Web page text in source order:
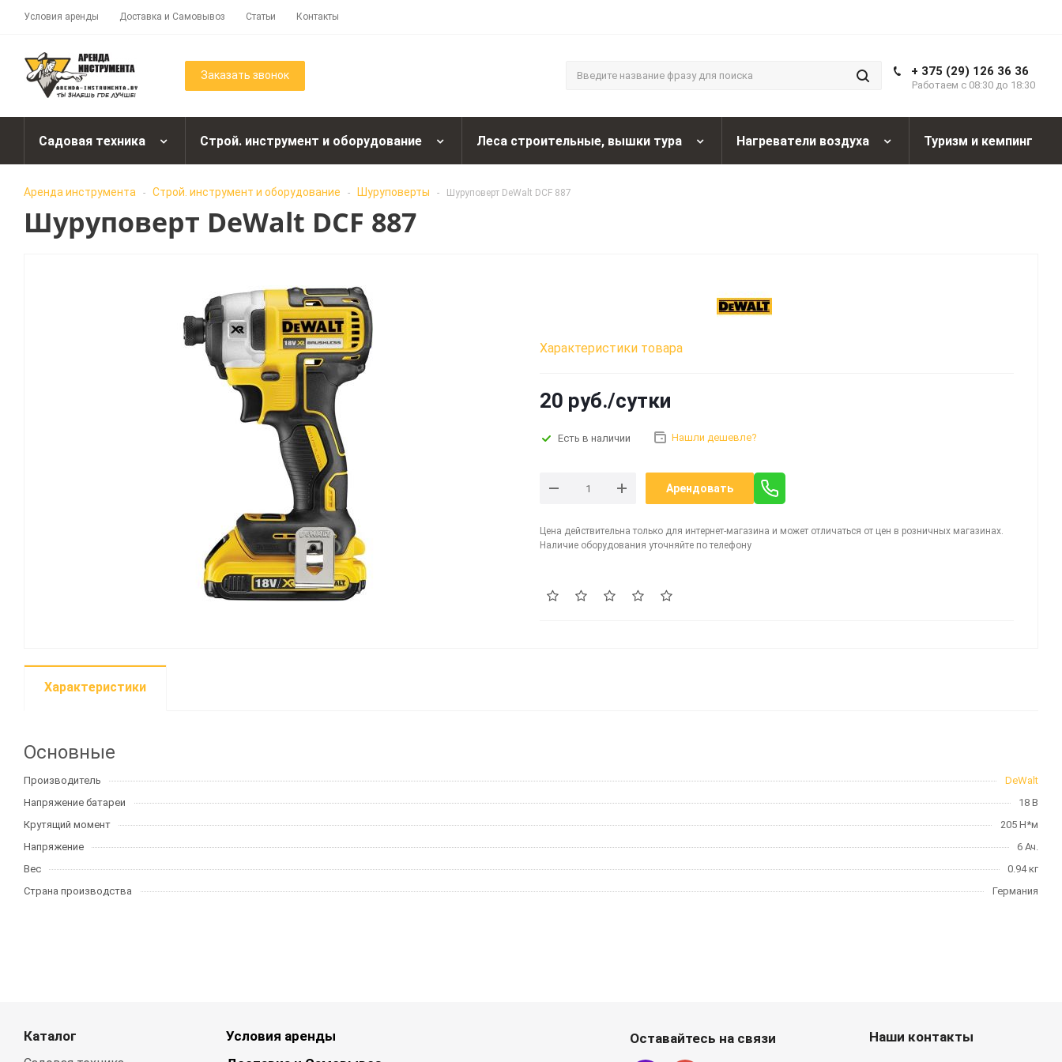
Условия аренды Доставка и Самовывоз Статьи Контакты
Заказать звонок + 375 (29) 126 36 36
Работаем с 08:30 до 18:30
Садовая техника Строй. инструмент и оборудование Леса строительные, вышки тура Нагреватели воздуха Туризм и кемпинг
Аренда инструмента - Строй. инструмент и оборудование - Шуруповерты - Шуруповерт DeWalt DCF 887
Шуруповерт DeWalt DCF 887
Характеристики товара
20 руб./сутки
Есть в наличии Нашли дешевле?
Арендовать
Цена действительна только для интернет-магазина и может отличаться от цен в розничных магазинах.
Наличие оборудования уточняйте по телефону
Характеристики
Основные
Производитель
DeWalt
Напряжение батареи
18 В
Крутящий момент
205 Н*м
Напряжение
6 Ач.
Вес
0.94 кг
Страна производства
Германия
Каталог
Условия аренды
Оставайтесь на связи Наши контакты